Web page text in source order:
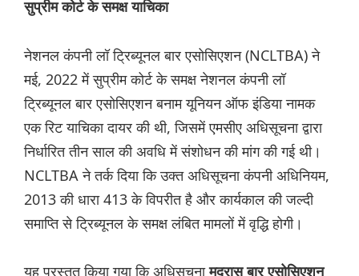
सुप्रीम कोर्ट के समक्ष याचिका
नेशनल कंपनी लॉ ट्रिब्यूनल बार एसोसिएशन (NCLTBA) ने
मई, 2022 में सुप्रीम कोर्ट के समक्ष नेशनल कंपनी लॉ
ट्रिब्यूनल बार एसोसिएशन बनाम यूनियन ऑफ इंडिया नामक
एक रिट याचिका दायर की थी, जिसमें एमसीए अधिसूचना द्वारा
निर्धारित तीन साल की अवधि में संशोधन की मांग की गई थी।
NCLTBA ने तर्क दिया कि उक्त अधिसूचना कंपनी अधिनियम,
2013 की धारा 413 के विपरीत है और कार्यकाल की जल्दी
समाप्ति से ट्रिब्यूनल के समक्ष लंबित मामलों में वृद्धि होगी।
यह प्रस्तुत किया गया कि अधिसूचनामद्रास बार एसोसिएशन